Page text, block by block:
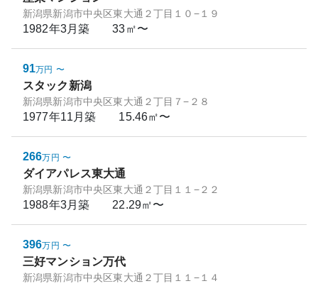
新潟県新潟市中央区東大通２丁目１０−１９
1982年3月築 33㎡〜
91万円 〜
スタック新潟
新潟県新潟市中央区東大通２丁目７−２８
1977年11月築 15.46㎡〜
266万円 〜
ダイアパレス東大通
新潟県新潟市中央区東大通２丁目１１−２２
1988年3月築 22.29㎡〜
396万円 〜
三好マンション万代
新潟県新潟市中央区東大通２丁目１１−１４